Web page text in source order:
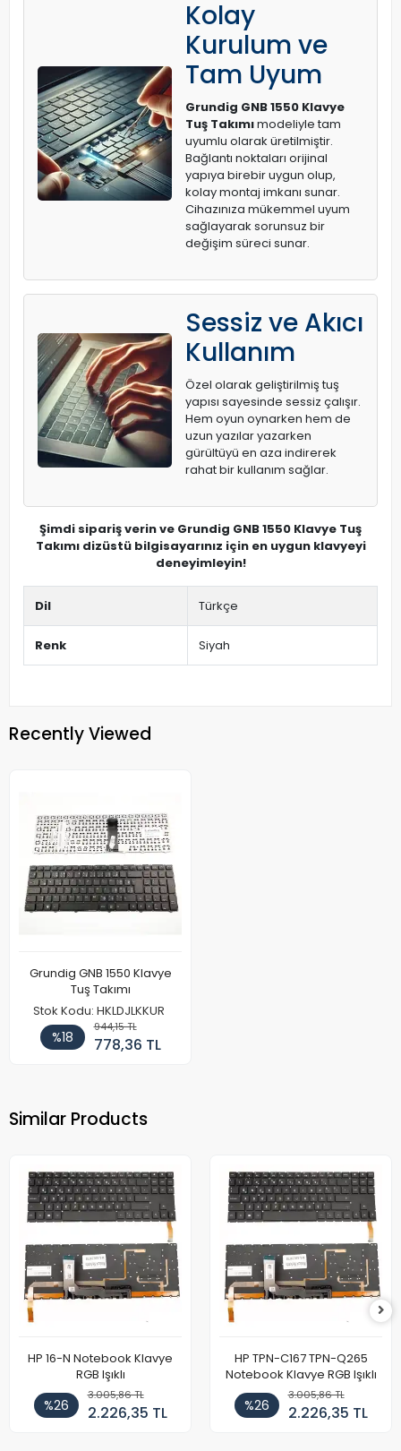
Kolay
Kurulum ve
Tam Uyum
Grundig GNB 1550 Klavye
Tuş Takımımodeliyle tam
uyumlu olarak üretilmiştir.
Bağlantı noktaları orijinal
yapıya birebir uygun olup,
kolay montaj imkanı sunar.
Cihazınıza mükemmel uyum
sağlayarak sorunsuz bir
değişim süreci sunar.
Sessiz ve Akıcı
Kullanım
Özel olarak geliştirilmiş tuş
yapısı sayesinde sessiz çalışır.
Hem oyun oynarken hem de
uzun yazılar yazarken
gürültüyü en aza indirerek
rahat bir kullanım sağlar.
Şimdi sipariş verin ve Grundig GNB 1550 Klavye Tuş
Takımı dizüstü bilgisayarınız için en uygun klavyeyi
deneyimleyin!
Dil Türkçe
Renk Siyah
Recently Viewed
Grundig GNB 1550 Klavye
Tuş Takımı
Stok Kodu: HKLDJLKKUR
%18
944,15 TL
778,36 TL
Similar Products
HP 16-N Notebook Klavye
RGB Işıklı
%26
3.005,86 TL
2.226,35 TL
HP TPN-C167 TPN-Q265
Notebook Klavye RGB Işıklı
%26
3.005,86 TL
2.226,35 TL